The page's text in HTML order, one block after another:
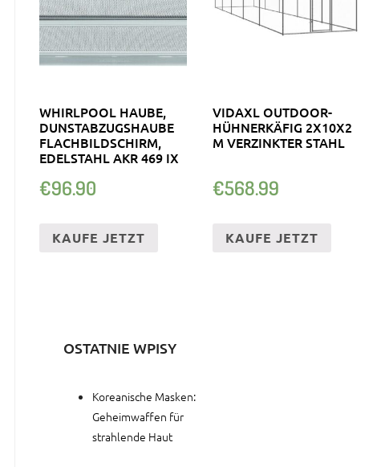
WHIRLPOOL HAUBE,
DUNSTABZUGSHAUBE
FLACHBILDSCHIRM,
EDELSTAHL AKR 469 IX
€96.90
KAUFE JETZT
VIDAXL OUTDOOR-
HÜHNERKÄFIG 2X10X2
M VERZINKTER STAHL
€568.99
KAUFE JETZT
OSTATNIE WPISY
Koreanische Masken:
Geheimwaffen für
strahlende Haut